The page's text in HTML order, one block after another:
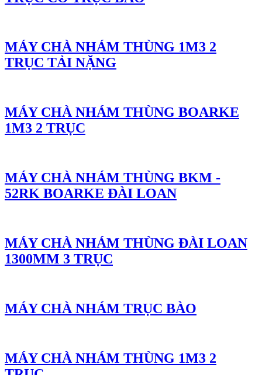
MÁY CHÀ NHÁM THÙNG 1M3 2
TRỤC TẢI NẶNG
MÁY CHÀ NHÁM THÙNG BOARKE
1M3 2 TRỤC
MÁY CHÀ NHÁM THÙNG BKM -
52RK BOARKE ĐÀI LOAN
MÁY CHÀ NHÁM THÙNG ĐÀI LOAN
1300MM 3 TRỤC
MÁY CHÀ NHÁM TRỤC BÀO
MÁY CHÀ NHÁM THÙNG 1M3 2